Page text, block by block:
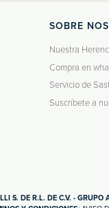
SOBRE
Nuestra
Compra en
Servicio de
Suscríbete a
S. DE R.L. DE C.V. - GRUPO